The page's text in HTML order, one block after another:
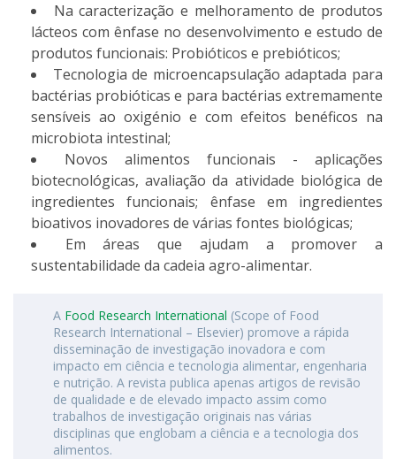
Na caracterização e melhoramento de produtos
lácteos com ênfase no desenvolvimento e estudo de
produtos funcionais: Probióticos e prebióticos;
Tecnologia de microencapsulação adaptada para
bactérias probióticas e para bactérias extremamente
sensíveis ao oxigénio e com efeitos benéficos na
microbiota intestinal;
Novos alimentos funcionais - aplicações
biotecnológicas, avaliação da atividade biológica de
ingredientes funcionais; ênfase em ingredientes
bioativos inovadores de várias fontes biológicas;
Em áreas que ajudam a promover a
sustentabilidade da cadeia agro-alimentar.
A Food Research International (Scope of Food
Research International – Elsevier) promove a rápida
disseminação de investigação inovadora e com
impacto em ciência e tecnologia alimentar, engenharia
e nutrição. A revista publica apenas artigos de revisão
de qualidade e de elevado impacto assim como
trabalhos de investigação originais nas várias
disciplinas que englobam a ciência e a tecnologia dos
alimentos.